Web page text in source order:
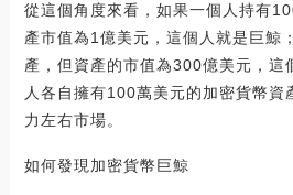
從這個角度來看，如果一個人持有
產市值為1億美元，這個人就是巨鯨
產，但資產的市值為300億美元，這
人各自擁有100萬美元的加密貨幣資
力左右市場。
如何發現加密貨幣巨鯨